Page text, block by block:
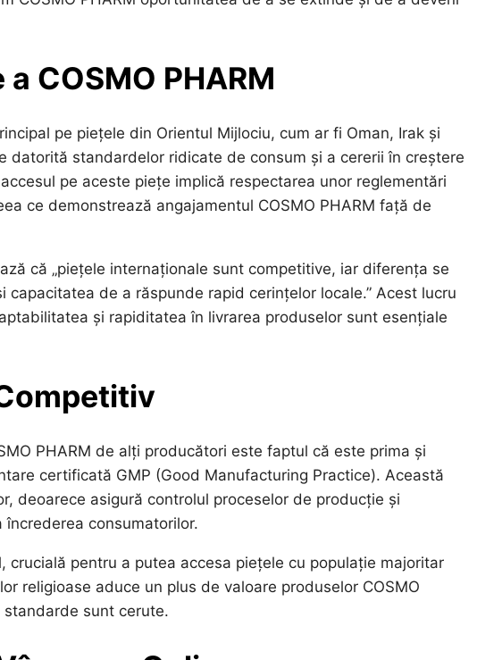
COSMO PHARM
pe piețele din Orientul Mijlociu, cum ar fi Oman, Irak și
datorită standardelor ridicate de consum și a cererii în creștere
pe aceste piețe implică respectarea unor reglementări
ce demonstrează angajamentul COSMO PHARM față de
că „piețele internaționale sunt competitive, iar diferența se
de a răspunde rapid cerințelor locale.” Acest lucru
și rapiditatea în livrarea produselor sunt esențiale
PHARM de alți producători este faptul că este prima și
certificată GMP (Good Manufacturing Practice). Această
deoarece asigură controlul proceselor de producție și
consumatorilor.
pentru a putea accesa piețele cu populație majoritar
religioase aduce un plus de valoare produselor COSMO
sunt cerute.